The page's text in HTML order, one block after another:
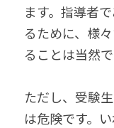
ます。指導者
るために、様
ることは当然で
ただし、受験
は危険です。